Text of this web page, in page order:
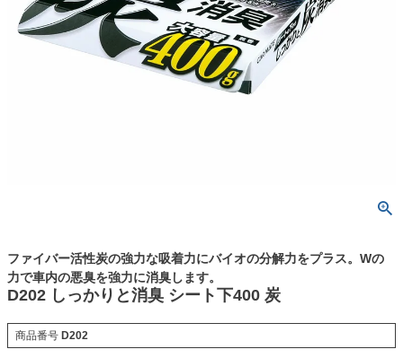
ファイバー活性炭の強力な吸着力にバイオの分解力をプラス。Wの
力で車内の悪臭を強力に消臭します。
D202 しっかりと消臭 シート下400 炭
商品番号 D202